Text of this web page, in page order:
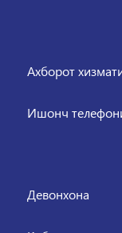
Ахборот
Ишонч
Девонхона